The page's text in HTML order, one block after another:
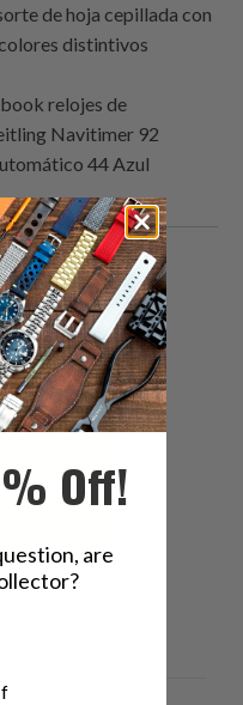
de hoja cepillada con
distintivos
relojes de
Navitimer 92
44 Azul
Compartir
esto
en
Pinterest
Email
this
to
a
friend
Off!
are